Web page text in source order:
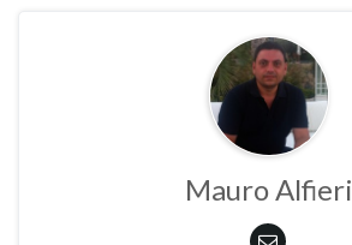
Mauro Alfieri